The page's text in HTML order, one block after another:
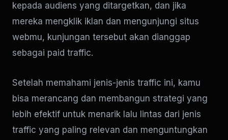
kepada audiens yang ditargetkan, dan jika
mereka mengklik iklan dan mengunjungi situs
webmu, kunjungan tersebut akan dianggap
sebagai paid traffic.
Setelah memahami jenis-jenis traffic ini, kamu
bisa merancang dan membangun strategi yang
lebih efektif untuk menarik lalu lintas dari jenis
traffic yang paling relevan dan menguntungkan